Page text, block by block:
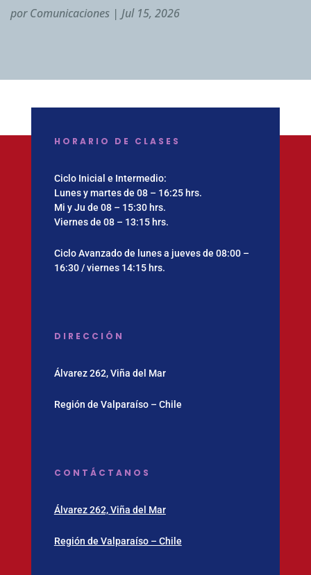
porComunicaciones | Jul 15, 2026
HORARIO DE CLASES
Ciclo Inicial e Intermedio:
Lunes y martes de 08 – 16:25 hrs.
Mi y Ju de 08 – 15:30 hrs.
Viernes de 08 – 13:15 hrs.
Ciclo Avanzado de lunes a jueves de 08:00 –
16:30 / viernes 14:15 hrs.
DIRECCIÓN
Álvarez 262, Viña del Mar
Región de Valparaíso – Chile
CONTÁCTANOS
Álvarez 262, Viña del Mar
Región de Valparaíso – Chile